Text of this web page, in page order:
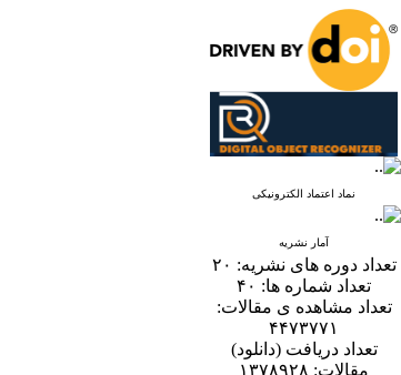
نماد اعتماد الکترونیکی
آمار نشریه
تعداد دوره های نشریه: ۲۰
تعداد شماره ها: ۴۰
تعداد مشاهده ی مقالات:
۴۴۷۳۷۷۱
تعداد دریافت (دانلود)
مقالات: ۱۳۷۸۹۲۸